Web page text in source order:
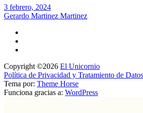
3 febrero, 2024
Gerardo Martinez Martinez
Copyright ©2026 El Unicornio
Política de Privacidad y Tratamiento de
Tema por: Theme Horse
Funciona gracias a: WordPress